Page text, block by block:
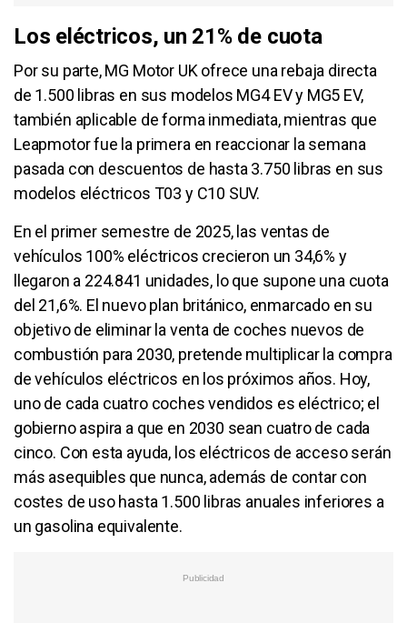
Los eléctricos, un 21% de cuota
Por su parte, MG Motor UK ofrece una rebaja directa
de 1.500 libras en sus modelos MG4 EV y MG5 EV,
también aplicable de forma inmediata, mientras que
Leapmotor fue la primera en reaccionar la semana
pasada con descuentos de hasta 3.750 libras en sus
modelos eléctricos T03 y C10 SUV.
En el primer semestre de 2025, las ventas de
vehículos 100% eléctricos crecieron un 34,6% y
llegaron a 224.841 unidades, lo que supone una cuota
del 21,6%. El nuevo plan británico, enmarcado en su
objetivo de eliminar la venta de coches nuevos de
combustión para 2030, pretende multiplicar la compra
de vehículos eléctricos en los próximos años. Hoy,
uno de cada cuatro coches vendidos es eléctrico; el
gobierno aspira a que en 2030 sean cuatro de cada
cinco. Con esta ayuda, los eléctricos de acceso serán
más asequibles que nunca, además de contar con
costes de uso hasta 1.500 libras anuales inferiores a
un gasolina equivalente.